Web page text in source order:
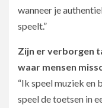
wanneer je
speelt.”
Zijn er verborgen
waar mensen
“Ik speel muziek en
speel de toetsen in